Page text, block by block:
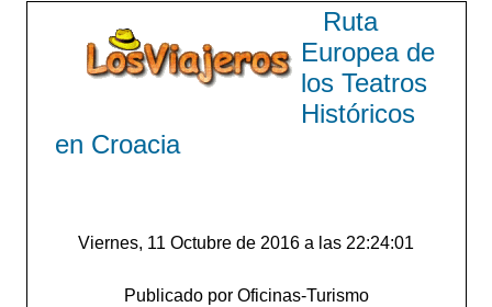
Ruta
Europea de
los Teatros
Históricos
en Croacia
Viernes, 11 Octubre de 2016 a las 22:24:01
Publicado por Oficinas-Turismo